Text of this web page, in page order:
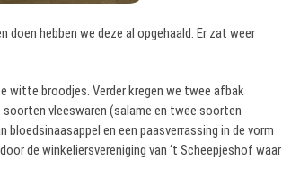
hebben we deze al opgehaald. Er zat weer
witte broodjes. Verder kregen we twee afbak
vleeswaren (salame en twee soorten
en een paasverrassing in de vorm
de winkeliersvereniging van ‘t Scheepjeshof waar